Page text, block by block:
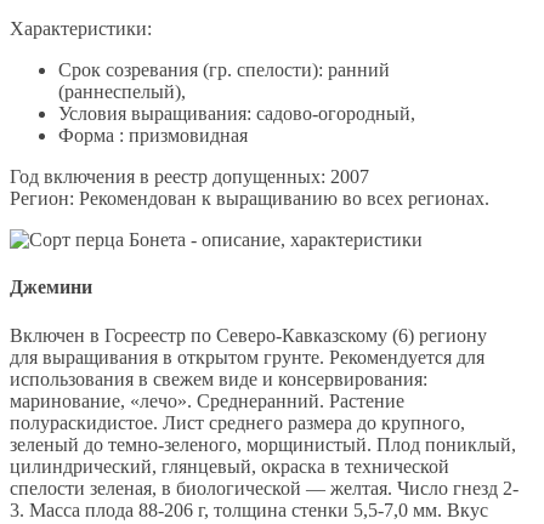
Характеристики:
Срок созревания (гр. спелости): ранний
(раннеспелый),
Условия выращивания: садово-огородный,
Форма : призмовидная
Год включения в реестр допущенных: 2007
Регион: Рекомендован к выращиванию во всех регионах.
Джемини
Включен в Госреестр по Северо-Кавказскому (6) региону
для выращивания в открытом грунте. Рекомендуется для
использования в свежем виде и консервирования:
маринование, «лечо». Среднеранний. Растение
полураскидистое. Лист среднего размера до крупного,
зеленый до темно-зеленого, морщинистый. Плод пониклый,
цилиндрический, глянцевый, окраска в технической
спелости зеленая, в биологической — желтая. Число гнезд 2-
3. Масса плода 88-206 г, толщина стенки 5,5-7,0 мм. Вкус